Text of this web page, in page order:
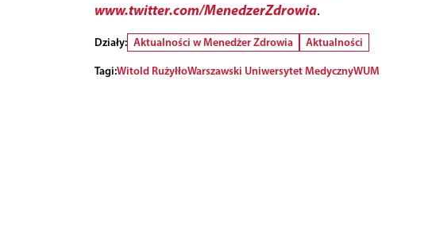
www.twitter.com/MenedzerZdrowia.
Działy: Aktualności w Menedżer Zdrowia
Aktualności
Tagi:Witold RużyłłoWarszawski Uniwersytet MedycznyWUM